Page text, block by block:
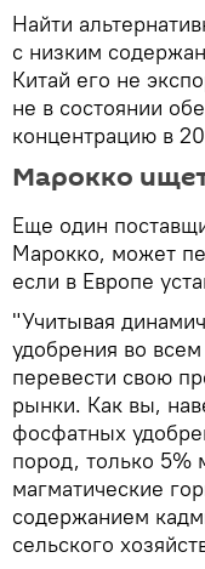
Найти
с низким
Китай его не
не в состоянии
концентрацию в
Марокко
Еще один
Марокко, может
если в Европе
"Учитывая
удобрения во
перевести свою
рынки. Как вы,
фосфатных
пород, только 5%
магматические
содержанием
сельского